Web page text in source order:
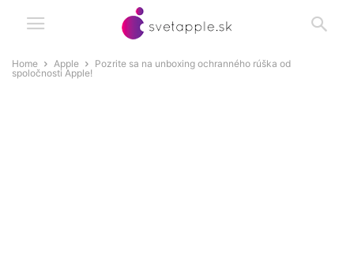
Home Apple
Pozrite sa na unboxing ochranného rúška od
spoločnosti Apple!